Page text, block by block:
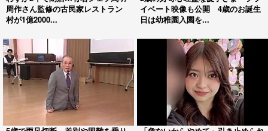
周作さん監修の古民家レストラン
村が1億2000...
イベート映像も公開 4歳のお誕生
日は幼稚園入園を...